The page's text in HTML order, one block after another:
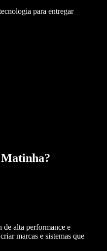
para entregar
Matinha?
alta performance e
marcas e sistemas que